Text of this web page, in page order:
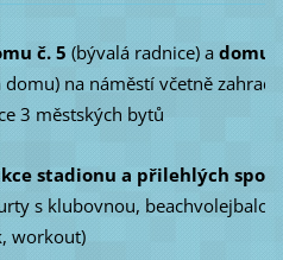
č. 5 (bývalá radnice) a domu
domu) na náměstí včetně
3 městských bytů
stadionu a přilehlých
s klubovnou,
workout)